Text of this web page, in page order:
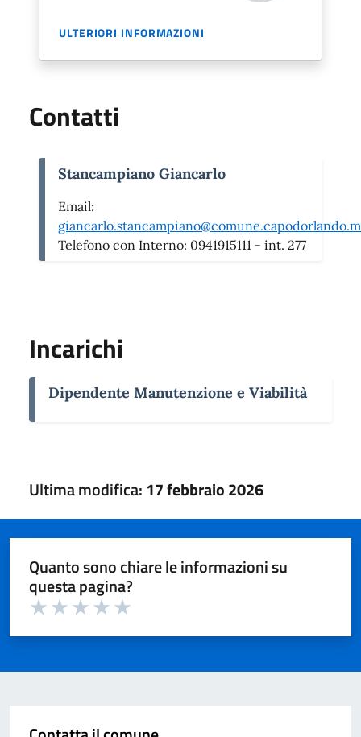
ULTERIORI INFORMAZIONI
Contatti
Stancampiano Giancarlo
Email:
Telefono con Interno: 0941915111 - int. 277
Incarichi
Dipendente Manutenzione e Viabilità
Ultima modifica:17 febbraio 2026
Quanto sono chiare le informazioni su
questa pagina?